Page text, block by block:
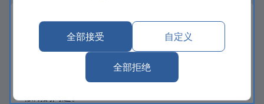
预订
有关座位、行李、乘客姓名、收据和 British Airways
假期的问题。
全部接受 自定义
全部拒绝